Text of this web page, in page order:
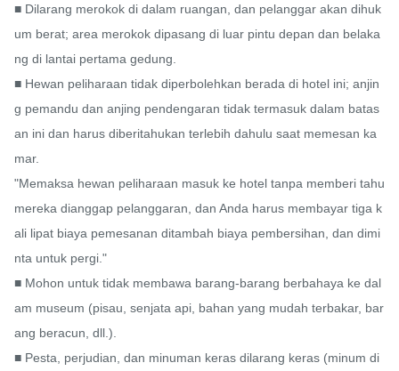
■ Dilarang merokok di dalam ruangan, dan pelanggar akan dihuk
um berat; area merokok dipasang di luar pintu depan dan belaka
ng di lantai pertama gedung.
■ Hewan peliharaan tidak diperbolehkan berada di hotel ini; anjin
g pemandu dan anjing pendengaran tidak termasuk dalam batas
an ini dan harus diberitahukan terlebih dahulu saat memesan ka
mar.
"Memaksa hewan peliharaan masuk ke hotel tanpa memberi tahu
mereka dianggap pelanggaran, dan Anda harus membayar tiga k
ali lipat biaya pemesanan ditambah biaya pembersihan, dan dimi
nta untuk pergi."
■ Mohon untuk tidak membawa barang-barang berbahaya ke dal
am museum (pisau, senjata api, bahan yang mudah terbakar, bar
ang beracun, dll.).
■ Pesta, perjudian, dan minuman keras dilarang keras (minum di